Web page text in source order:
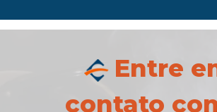
Entre
contato